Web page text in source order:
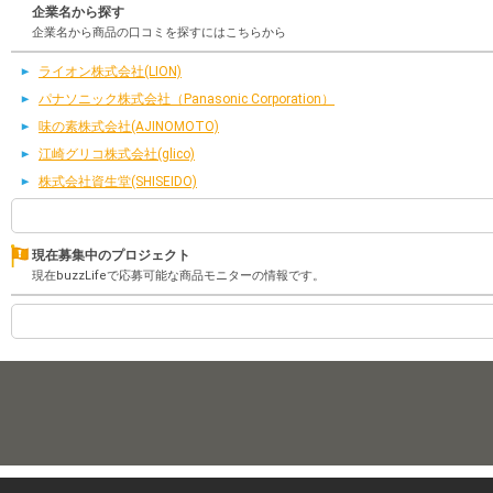
企業名から探す
企業名から商品の口コミを探すにはこちらから
ライオン株式会社(LION)
パナソニック株式会社（Panasonic Corporation）
味の素株式会社(AJINOMOTO)
江崎グリコ株式会社(glico)
株式会社資生堂(SHISEIDO)
現在募集中のプロジェクト
現在buzzLifeで応募可能な商品モニターの情報です。